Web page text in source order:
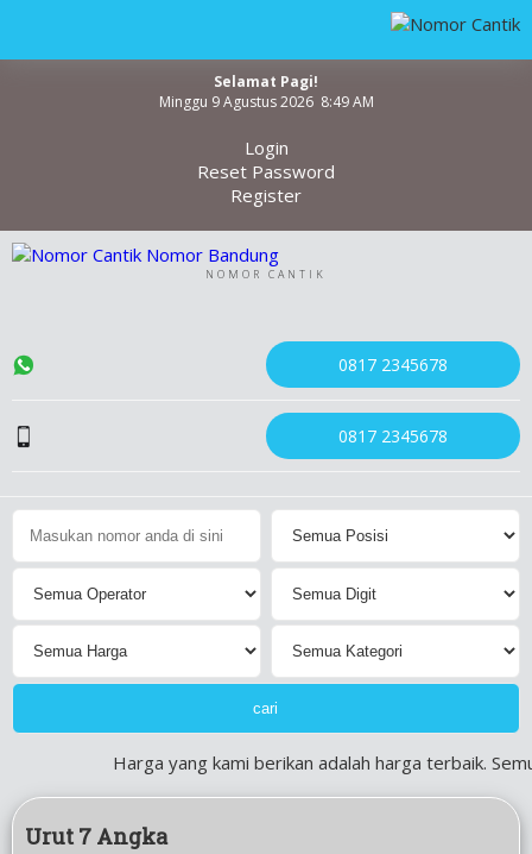
Selamat Pagi!
Minggu 9 Agustus 2026 8:49 AM
Login
Reset Password
Register
NOMOR CANTIK
0817 2345678
0817 2345678
Harga yang kami berikan adalah harga terbaik.
Urut 7 Angka